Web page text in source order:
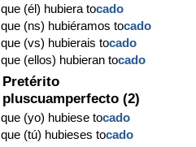
que (él) hubiera tocado
que (ns) hubiéramos tocado
que (vs) hubierais tocado
que (ellos) hubieran tocado
Pretérito
pluscuamperfecto (2)
que (yo) hubiese tocado
que (tú) hubieses tocado